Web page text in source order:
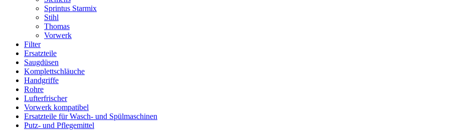
Sprintus Starmix
Stihl
Thomas
Vorwerk
Filter
Ersatzteile
Saugdüsen
Komplettschläuche
Handgriffe
Rohre
Lufterfrischer
Vorwerk kompatibel
Ersatzteile für Wasch- und Spülmaschinen
Putz- und Pflegemittel